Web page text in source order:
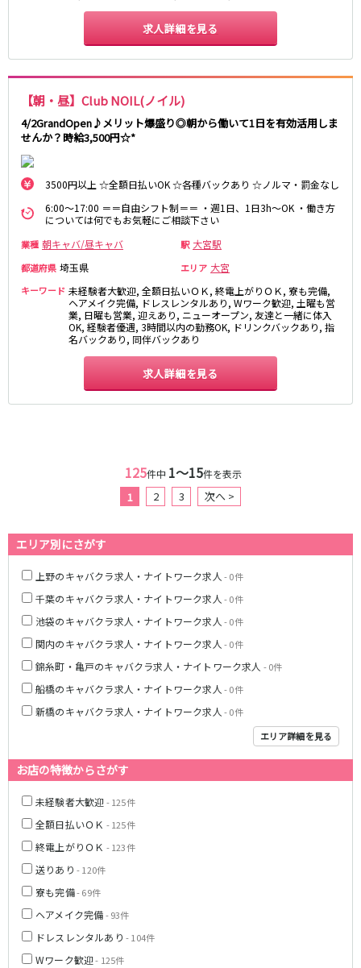
求人詳細を見る
【朝・昼】Club NOIL(ノイル)
4/2GrandOpen♪メリット爆盛り◎朝から働いて1日を有効活用しま
せんか？時給3,500円☆*
3500円以上 ☆全額日払いOK ☆各種バックあり ☆ノルマ・罰金なし
6:00～17:00 ＝＝自由シフト制＝＝ ・週1日、1日3h～OK ・働き方
については何でもお気軽にご相談下さい
業種 朝キャバ/昼キャバ 駅 大宮駅
都道府県 埼玉県 エリア 大宮
キーワード 未経験者大歓迎, 全額日払いＯＫ, 終電上がりＯＫ, 寮も完備,
ヘアメイク完備, ドレスレンタルあり, Wワーク歓迎, 土曜も営
業, 日曜も営業, 迎えあり, ニューオープン, 友達と一緒に体入
OK, 経験者優遇, 3時間以内の勤務OK, ドリンクバックあり, 指
名バックあり, 同伴バックあり
求人詳細を見る
125件中 1〜15件を表示
1 2 3 次へ >
エリア別にさがす
上野のキャバクラ求人・ナイトワーク求人 - 0件
千葉のキャバクラ求人・ナイトワーク求人 - 0件
池袋のキャバクラ求人・ナイトワーク求人 - 0件
関内のキャバクラ求人・ナイトワーク求人 - 0件
錦糸町・亀戸のキャバクラ求人・ナイトワーク求人 - 0件
船橋のキャバクラ求人・ナイトワーク求人 - 0件
新橋のキャバクラ求人・ナイトワーク求人 - 0件
エリア詳細を見る
お店の特徴からさがす
未経験者大歓迎- 125件
全額日払いＯＫ - 125件
終電上がりＯＫ - 123件
送りあり - 120件
寮も完備- 69件
ヘアメイク完備- 93件
ドレスレンタルあり - 104件
Wワーク歓迎- 125件
大宮駅
船橋駅
柏駅
春日部駅
小田急江ノ島線
大和駅
鶴間駅
中央林間駅
本鵠沼駅
南林間駅
京成千葉線
千葉中央駅
京成千葉駅
京成津田沼駅
京成稲毛駅
京成幕張本郷駅
新越谷駅
新伊勢崎駅
太田駅
せんげん台駅
南羽生駅
蒲生駅
茂林寺前駅
牛田駅
越谷駅
五反野駅
小菅駅
南越谷駅
西船橋駅
新八柱駅
吉川駅
越谷レイクタウン駅
東京メトロ東西線
中野駅
浦安駅
西葛西駅
南行徳駅